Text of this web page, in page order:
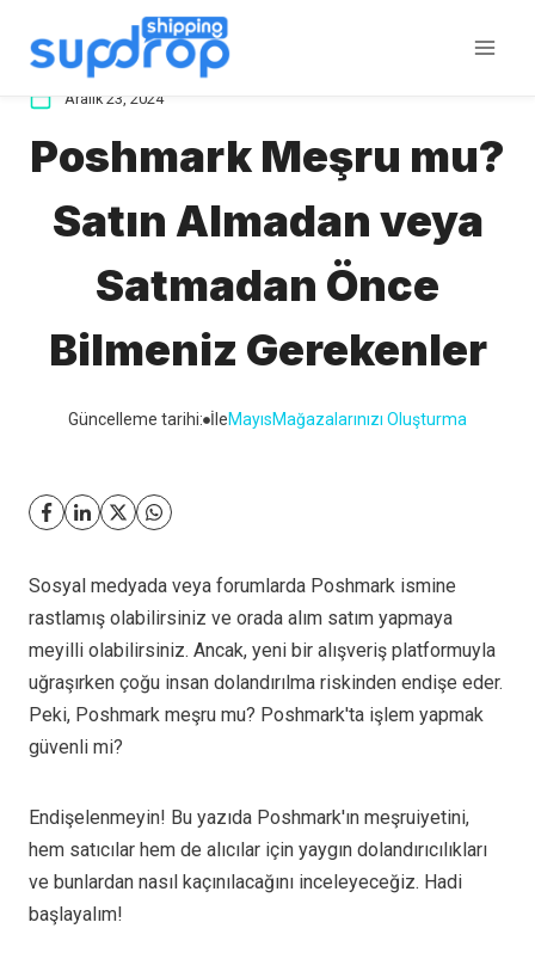
Aralık 23, 2024
Poshmark Meşru mu?
Satın Almadan veya
Satmadan Önce
Bilmeniz Gerekenler
Güncelleme tarihi: İleMayısMağazalarınızı Oluşturma
Sosyal medyada veya forumlarda Poshmark ismine
rastlamış olabilirsiniz ve orada alım satım yapmaya
meyilli olabilirsiniz. Ancak, yeni bir alışveriş platformuyla
uğraşırken çoğu insan dolandırılma riskinden endişe eder.
Peki, Poshmark meşru mu? Poshmark'ta işlem yapmak
güvenli mi?
Endişelenmeyin! Bu yazıda Poshmark'ın meşruiyetini,
hem satıcılar hem de alıcılar için yaygın dolandırıcılıkları
ve bunlardan nasıl kaçınılacağını inceleyeceğiz. Hadi
başlayalım!